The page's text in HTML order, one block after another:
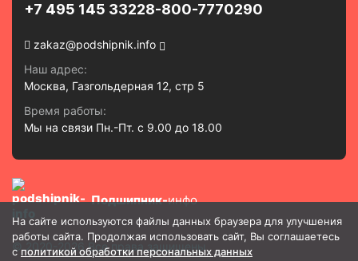
+7 495 145 33228-800-7770290
zakaz@podshipnik.info
Наш адрес:
Москва, Газгольдерная 12, стр 5
Время работы:
Мы на связи Пн.-Пт. с 9.00 до 18.00
Подшипник-инфо
© 2020-2026 Все права защищены
На сайте используются файлы данных браузера для улучшения
работы сайта. Продолжая использовать сайт, Вы соглашаетесь
с политикой обработки персональных данных